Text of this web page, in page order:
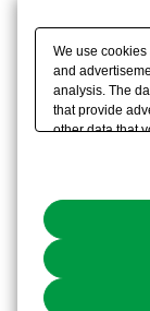
We use
and
analysis. The
that provide
other data that
the use of all
You can